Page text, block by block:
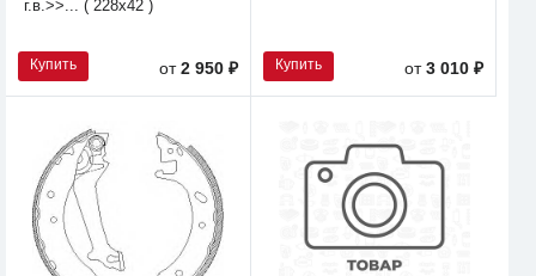
г.в.>>... ( 228x42 )
Купить от2 950 ₽ Купить от3 010 ₽